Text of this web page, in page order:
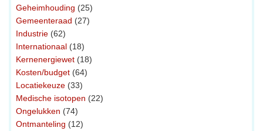
Geheimhouding (25)
Gemeenteraad (27)
Industrie (62)
Internationaal (18)
Kernenergiewet (18)
Kosten/budget (64)
Locatiekeuze (33)
Medische isotopen (22)
Ongelukken (74)
Ontmanteling (12)